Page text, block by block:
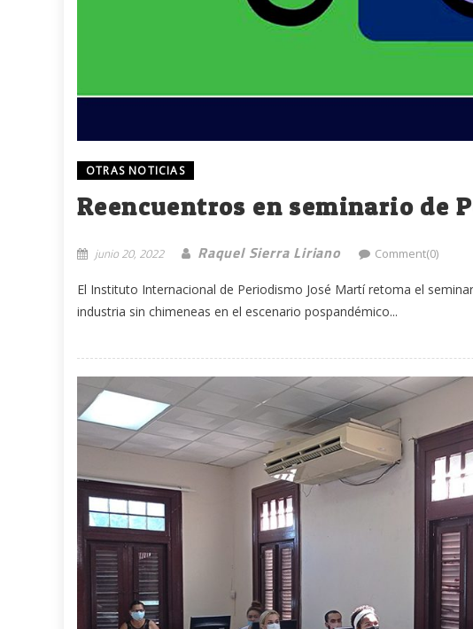
OTRAS NOTICIAS
Reencuentros en seminario de
junio 20, 2022 Raquel Sierra Liriano Comment(0)
El Instituto Internacional de Periodismo José Martí retoma el
industria sin chimeneas en el escenario pospandémico...